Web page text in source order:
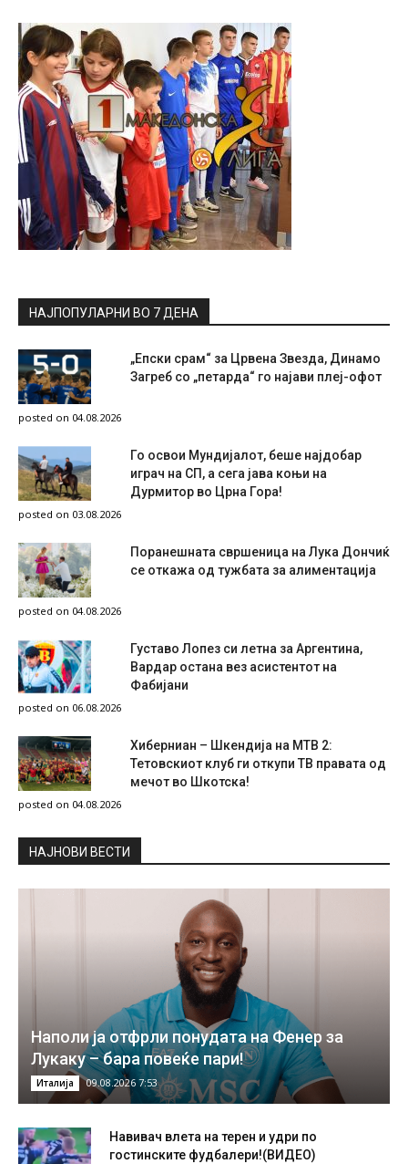
НАЈПОПУЛАРНИ ВО 7 ДЕНА
„Епски срам“ за Црвена Звезда, Динамо
Загреб со „петарда“ го најави плеј-офот
posted on 04.08.2026
Го освои Мундијалот, беше најдобар
играч на СП, а сега јава коњи на
Дурмитор во Црна Гора!
posted on 03.08.2026
Поранешната свршеница на Лука Дончиќ
се откажа од тужбата за алиментација
posted on 04.08.2026
Густаво Лопез си летна за Аргентина,
Вардар остана вез асистентот на
Фабијани
posted on 06.08.2026
Хиберниан – Шкендија на МТВ 2:
Тетовскиот клуб ги откупи ТВ правата од
мечот во Шкотска!
posted on 04.08.2026
НAЈНОВИ ВЕСТИ
Наполи ја отфрли понудата на Фенер за
Лукаку – бара повеќе пари!
Италија 09.08.2026 7:53
Навивач влета на терен и удри по
гостинските фудбалери!(ВИДЕО)